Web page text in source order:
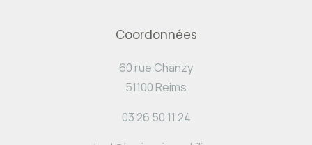
Coordonnées
60 rue Chanzy
51100 Reims
03 26 50 11 24